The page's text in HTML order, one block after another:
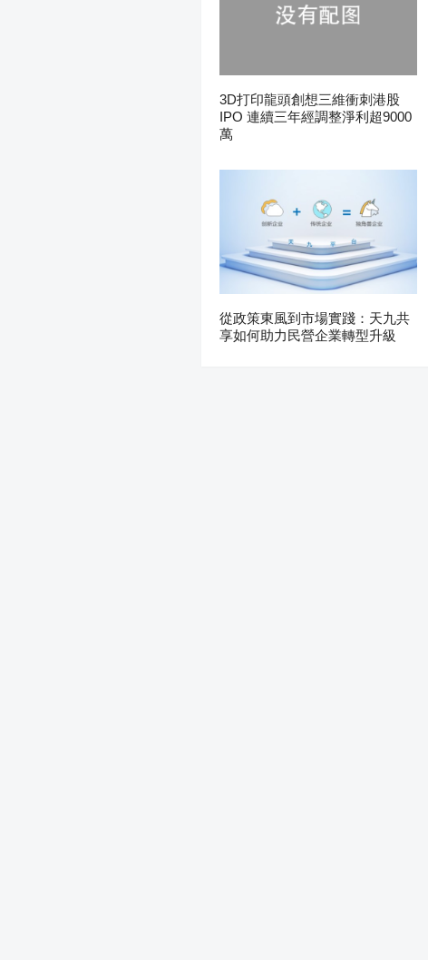
3D打印龍頭創想三維衝刺港股
IPO 連續三年經調整淨利超9000
萬
從政策東風到市場實踐：天九共
享如何助力民營企業轉型升級